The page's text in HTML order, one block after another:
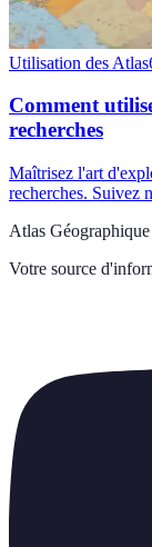
Utilisation des Atlas
Comment
recherches
Maîtrisez l'art
recherches. Suivez
Atlas Géographique
Votre source